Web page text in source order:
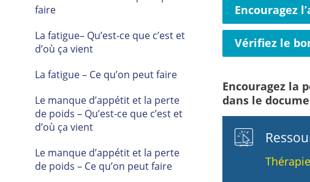
faire
La fatigue– Qu’est-ce que c’est et
d’où ça vient
La fatigue – Ce qu’on peut faire
Le manque d’appétit et la perte
de poids – Qu’est-ce que c’est et
d’où ça vient
Le manque d’appétit et la perte
de poids – Ce qu’on peut faire
Encouragez
Vérifiez le
Encouragez la
dans le